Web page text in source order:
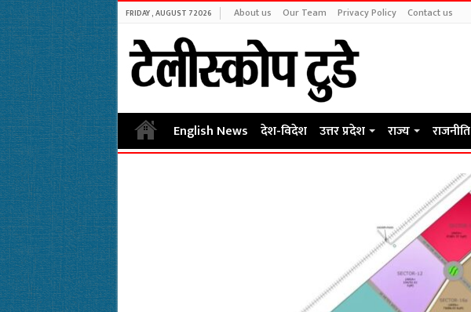
FRIDAY , AUGUST 7 2026 About us Our Team Privacy Policy Contact us
English News देश-विदेश उत्तर प्रदेश राज्य राजनीति